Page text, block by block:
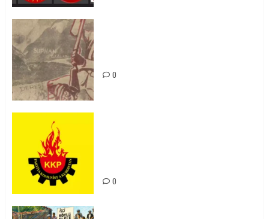
0
0